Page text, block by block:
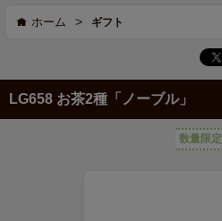
ホーム > ギフト
LG658 お茶2種「ノーブル」
数量限定